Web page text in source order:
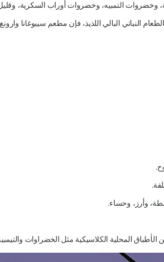
وخضروات التمبيه، وخضروات أوراب السكرية،
النباتي البالي اللذيذ، فإن مطعم سيبوغانا
المحلية الكلاسيكية مثل الخضراوات